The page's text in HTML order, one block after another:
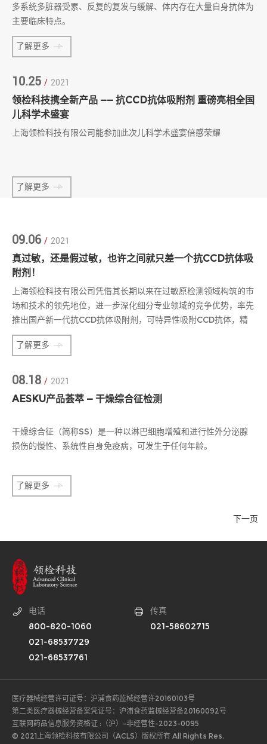
多系统多脏器受累、反复的复发与缓解、体内存在大量自身抗体为
主要临床特点。
了解更多
10.25 / 2021
领检科技携全新产品 —— 抗CCD抗体吸附剂 重磅亮相全国
儿科学术盛宴
上海领检科技有限公司能参加此次儿科学术盛宴倍感荣耀
了解更多
09.06 / 2021
真过敏，还是假过敏，也许之间就只差一个抗CCD抗体吸
附剂！
上海领检科技有限公司凭借其长期以来在过敏原检测领域构筑的市
场和技术的领先地位，进一步深化细分专业领域的竞争优势，率先
推出国产新一代抗CCD抗体吸附剂，可特异性吸附CCD抗体，精
准检测肽特异性IgE抗体
了解更多
08.18 / 2021
AESKU产品荟萃 — 干燥综合征检测
干燥综合征（简称SS）是一种以淋巴细胞增殖和进行性外分泌腺
损伤的慢性、系统性自身免疫病，可发生于任何年龄。
了解更多
下一页
电话
800-820-1060
021-68537729
021-68537761
传真
021-58602715
医疗器械经营许可证号：沪浦食药监械经营许20160103号
第二类医疗器械经营备案凭证号：沪浦食药监械经营备20160092号
互联网药品信息服务资格证 :（沪）-非经营性-2023-0095
© 2021上海领检科技有限公司（ACLS）版权所有 All Rights Res.